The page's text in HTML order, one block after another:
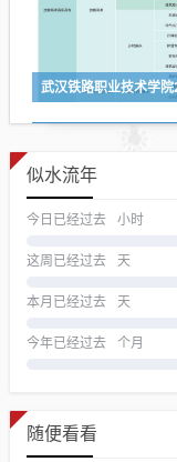
似水流年
今日已经过去 小时
这周已经过去 天
本月已经过去 天
今年已经过去 个月
随便看看